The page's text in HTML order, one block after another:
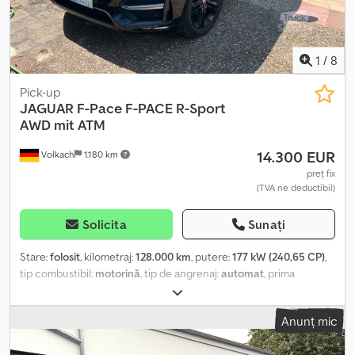
Anvelope de iarnă pe jante din aliaj.
1 / 8
Volkach 1.180 km
Pick-up
JAGUAR F-Pace F-PACE R-Sport
AWD mit ATM
14.300 EUR
preț fix
(TVA ne deductibil)
Solicita Sunați
Stare:folosit, kilometraj:128.000 km, putere:177 kW (240,65 CP),
tip combustibil: motorină , tip de angrenaj:automat , prima
, următoarea inspecție (TÜV):
culoare:negru, număr de locuri:5, Dotări:ABS, aer condiționat,
filtru de particule, program electronic de stabilitate (ESP),
sistem de imobilizare, sistem de navigație, tracțiune integrală,
Anunț mic